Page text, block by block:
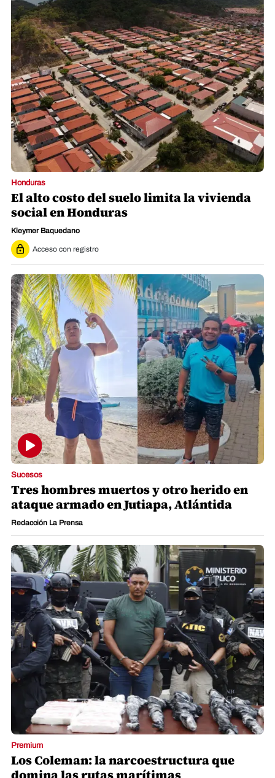
Honduras
El alto costo del suelo limita la vivienda
social en Honduras
Kleymer Baquedano
Acceso con registro
Sucesos
Tres hombres muertos y otro herido en
ataque armado en Jutiapa, Atlántida
Redacción La Prensa
Premium
Los Coleman: la narcoestructura que